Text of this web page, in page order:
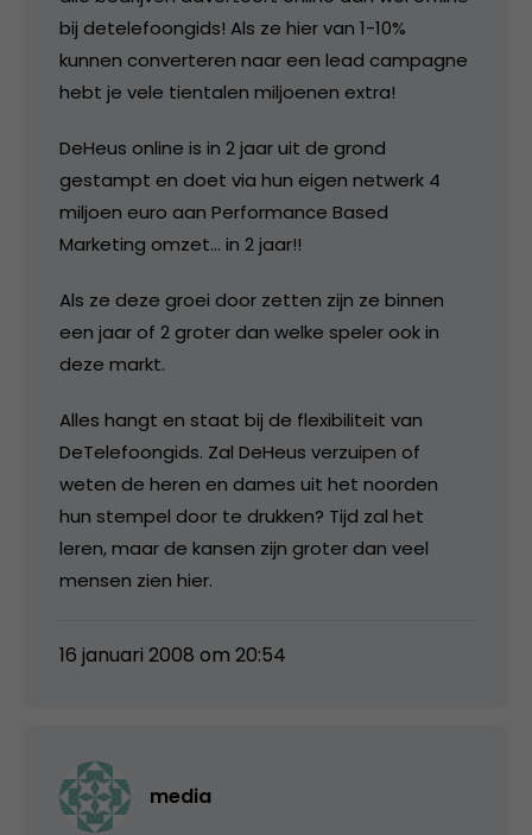
bij detelefoongids! Als ze hier van 1-10%
kunnen converteren naar een lead campagne
hebt je vele tientalen miljoenen extra!
DeHeus online is in 2 jaar uit de grond
gestampt en doet via hun eigen netwerk 4
miljoen euro aan Performance Based
Marketing omzet… in 2 jaar!!
Als ze deze groei door zetten zijn ze binnen
een jaar of 2 groter dan welke speler ook in
deze markt.
Alles hangt en staat bij de flexibiliteit van
DeTelefoongids. Zal DeHeus verzuipen of
weten de heren en dames uit het noorden
hun stempel door te drukken? Tijd zal het
leren, maar de kansen zijn groter dan veel
mensen zien hier.
16 januari 2008 om 20:54
media